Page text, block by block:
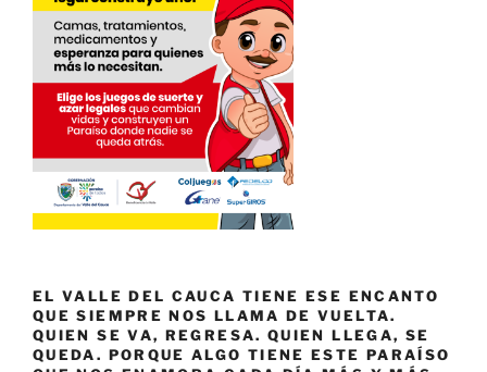
EL VALLE DEL CAUCA TIENE ESE ENCANTO
QUE SIEMPRE NOS LLAMA DE VUELTA.
QUIEN SE VA, REGRESA. QUIEN LLEGA, SE
QUEDA. PORQUE ALGO TIENE ESTE PARAÍSO